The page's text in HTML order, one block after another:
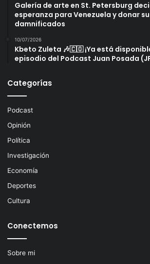
Galería de arte en St. Petersburg
esperanza para Venezuela y donar
damnificados
10/07/2026
Kbeto Zuleta 🎶🇨🇴 ¡Ya está
episodio del Podcast Juan Posada
Categorías
Podcast
Opinión
Política
Investigación
Economía
Deportes
Cultura
Conectemos
Sobre mi